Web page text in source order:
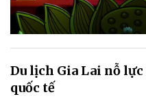
Du lịch Gia Lai nỗ
quốc tế